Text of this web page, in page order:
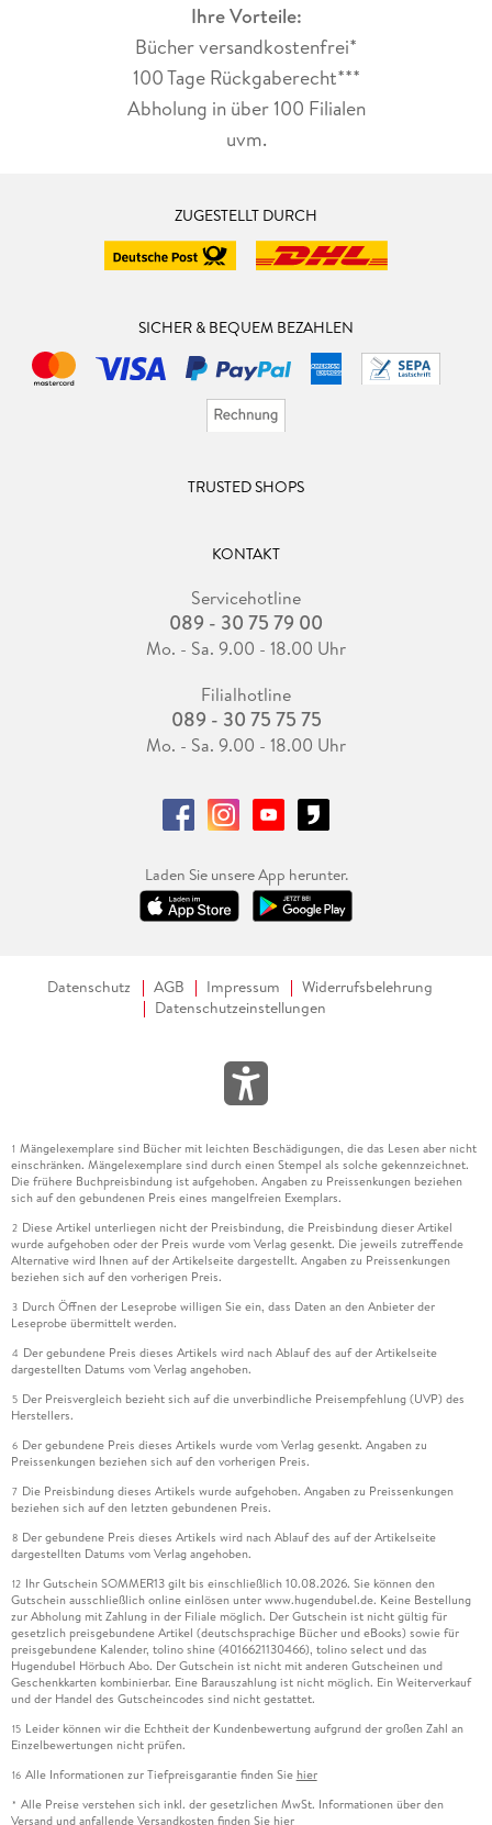
Ihre Vorteile:
Bücher versandkostenfrei*
100 Tage Rückgaberecht***
Abholung in über 100 Filialen
uvm.
ZUGESTELLT DURCH
SICHER & BEQUEM BEZAHLEN
TRUSTED SHOPS
KONTAKT
Servicehotline
089 - 30 75 79 00
Mo. - Sa. 9.00 - 18.00 Uhr
Filialhotline
089 - 30 75 75 75
Mo. - Sa. 9.00 - 18.00 Uhr
Laden Sie unsere App herunter.
Datenschutz AGB Impressum
Widerrufsbelehrung
Datenschutzeinstellungen
1 Mängelexemplare sind Bücher mit leichten Beschädigungen, die das Lesen aber nicht
einschränken. Mängelexemplare sind durch einen Stempel als solche gekennzeichnet.
Die frühere Buchpreisbindung ist aufgehoben. Angaben zu Preissenkungen beziehen
sich auf den gebundenen Preis eines mangelfreien Exemplars.
2 Diese Artikel unterliegen nicht der Preisbindung, die Preisbindung dieser Artikel
wurde aufgehoben oder der Preis wurde vom Verlag gesenkt. Die jeweils zutreffende
Alternative wird Ihnen auf der Artikelseite dargestellt. Angaben zu Preissenkungen
beziehen sich auf den vorherigen Preis.
3 Durch Öffnen der Leseprobe willigen Sie ein, dass Daten an den Anbieter der
Leseprobe übermittelt werden.
4 Der gebundene Preis dieses Artikels wird nach Ablauf des auf der Artikelseite
dargestellten Datums vom Verlag angehoben.
5 Der Preisvergleich bezieht sich auf die unverbindliche Preisempfehlung (UVP) des
Herstellers.
6 Der gebundene Preis dieses Artikels wurde vom Verlag gesenkt. Angaben zu
Preissenkungen beziehen sich auf den vorherigen Preis.
7 Die Preisbindung dieses Artikels wurde aufgehoben. Angaben zu Preissenkungen
beziehen sich auf den letzten gebundenen Preis.
8 Der gebundene Preis dieses Artikels wird nach Ablauf des auf der Artikelseite
dargestellten Datums vom Verlag angehoben.
12 Ihr Gutschein SOMMER13 gilt bis einschließlich 10.08.2026. Sie können den
Gutschein ausschließlich online einlösen unter www.hugendubel.de. Keine Bestellung
zur Abholung mit Zahlung in der Filiale möglich. Der Gutschein ist nicht gültig für
gesetzlich preisgebundene Artikel (deutschsprachige Bücher und eBooks) sowie für
preisgebundene Kalender, tolino shine (4016621130466), tolino select und das
Hugendubel Hörbuch Abo. Der Gutschein ist nicht mit anderen Gutscheinen und
Geschenkkarten kombinierbar. Eine Barauszahlung ist nicht möglich. Ein Weiterverkauf
und der Handel des Gutscheincodes sind nicht gestattet.
15 Leider können wir die Echtheit der Kundenbewertung aufgrund der großen Zahl an
Einzelbewertungen nicht prüfen.
16 Alle Informationen zur Tiefpreisgarantie finden Sie hier
* Alle Preise verstehen sich inkl. der gesetzlichen MwSt. Informationen über den
Versand und anfallende Versandkosten finden Sie hier